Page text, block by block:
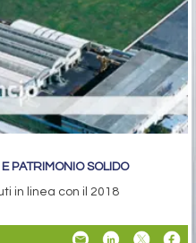
PATRIMONIO SOLIDO
in linea con il 2018